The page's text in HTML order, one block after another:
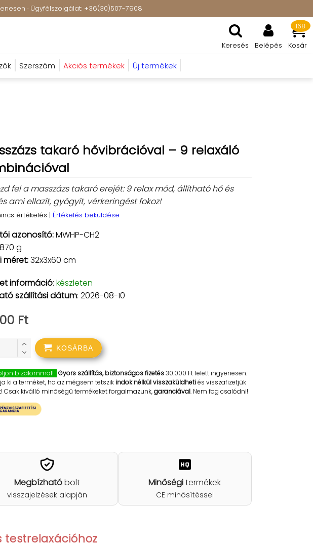
· Ügyfélszolgálat: +36(30)507-7908
Keresés Belépés Kosár
168
Szerszám Akciós termékek Új termékek
takaró hővibrációval – 9 relaxáló
fel a masszázs takaró erejét: 9 relax mód, állítható hő és
ami ellazít, gyógyít, vérkeringést fokoz!
értékelés | Értékelés beküldése
azonosító:MWHP-CH2
870 g
méret:32x3x60 cm
információ: készleten
szállítási dátum: 2026-08-10
Ft
KOSÁRBA
bizalommal! Gyors szállítás, biztonságos fizetés30.000 Ft felett ingyenesen.
ki a terméket, ha az mégsem tetszikindok nélkül visszaküldhetiés visszafizetjük
Csak kiválló minőségű termékeket forgalmazunk,garanciával. Nem fog csalódni!
Megbízhatóbolt
visszajelzések alapján
Minőségitermékek
CE minősítéssel
testrelaxációhoz